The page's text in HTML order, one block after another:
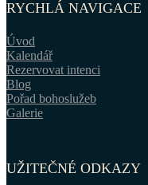
RYCHLÁ NAVIGACE
Úvod
Kalendář
Rezervovat intenci
Blog
Pořad bohoslužeb
Galerie
UŽITEČNÉ ODKAZY